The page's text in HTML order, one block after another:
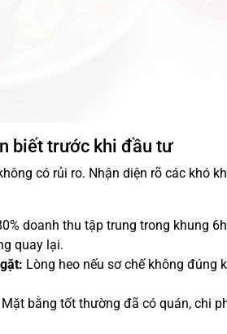
biết trước khi đầu tư
có rủi ro. Nhận diện rõ các khó
doanh thu tập trung trong khung
quay lại.
Lòng heo nếu sơ chế không đúng
Mặt bằng tốt thường đã có quán, chi